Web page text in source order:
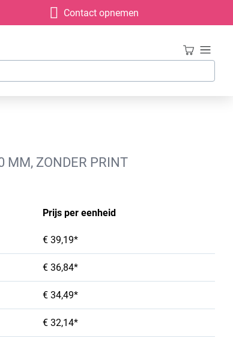
Contact opnemen
MM, ZONDER PRINT
Prijs per eenheid
€ 39,19*
€ 36,84*
€ 34,49*
€ 32,14*